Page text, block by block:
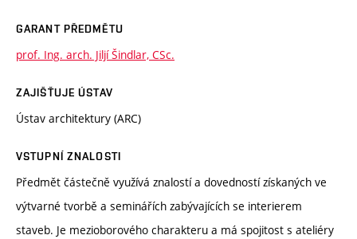
GARANT PŘEDMĚTU
prof. Ing. arch. Jiljí Šindlar, CSc.
ZAJIŠŤUJE ÚSTAV
Ústav architektury (ARC)
VSTUPNÍ ZNALOSTI
Předmět částečně využívá znalostí a dovedností získaných ve
výtvarné tvorbě a seminářích zabývajících se interierem
staveb. Je mezioborového charakteru a má spojitost s ateliéry